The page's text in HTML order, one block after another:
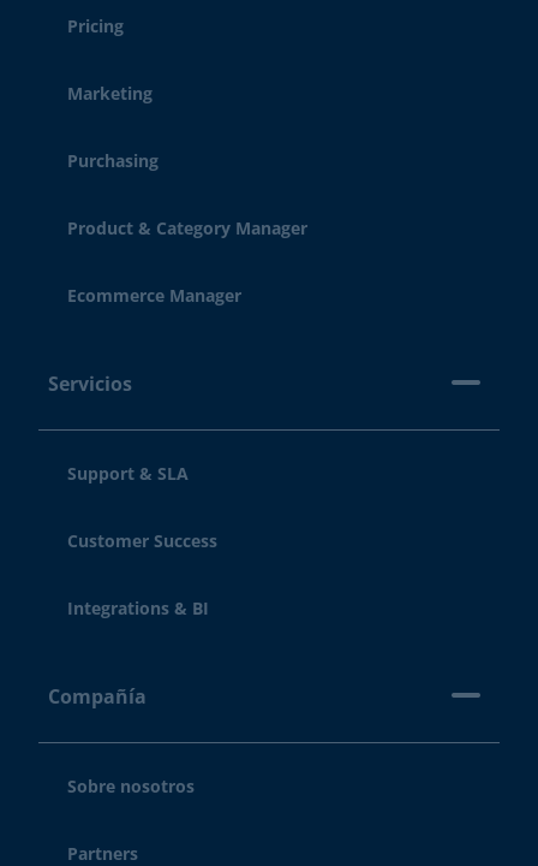
Pricing
Marketing
Purchasing
Product & Category Manager
Ecommerce Manager
Servicios
Support & SLA
Customer Success
Integrations & BI
Compañía
Sobre nosotros
Partners